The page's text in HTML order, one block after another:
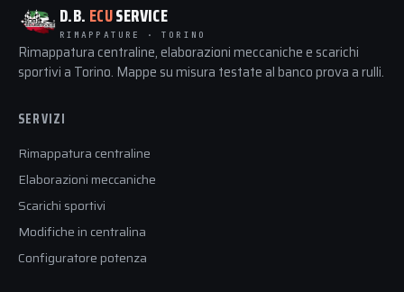
D.B. ECUSERVICE
RIMAPPATURE · TORINO
Rimappatura centraline, elaborazioni meccaniche e scarichi
sportivi a Torino. Mappe su misura testate al banco prova a rulli.
SERVIZI
Rimappatura centraline
Elaborazioni meccaniche
Scarichi sportivi
Modifiche in centralina
Configuratore potenza